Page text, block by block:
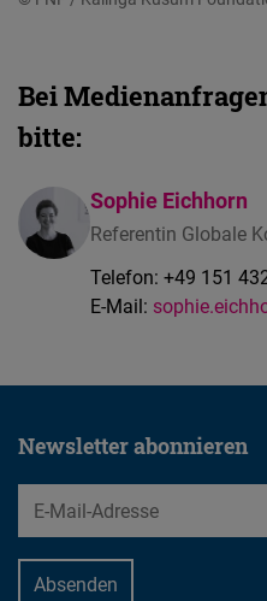
Bei
bitte:
Sophie Eichhorn
Referentin Globale
Telefon: +49 151
E-Mail:
Newsletter abonnieren
EMail